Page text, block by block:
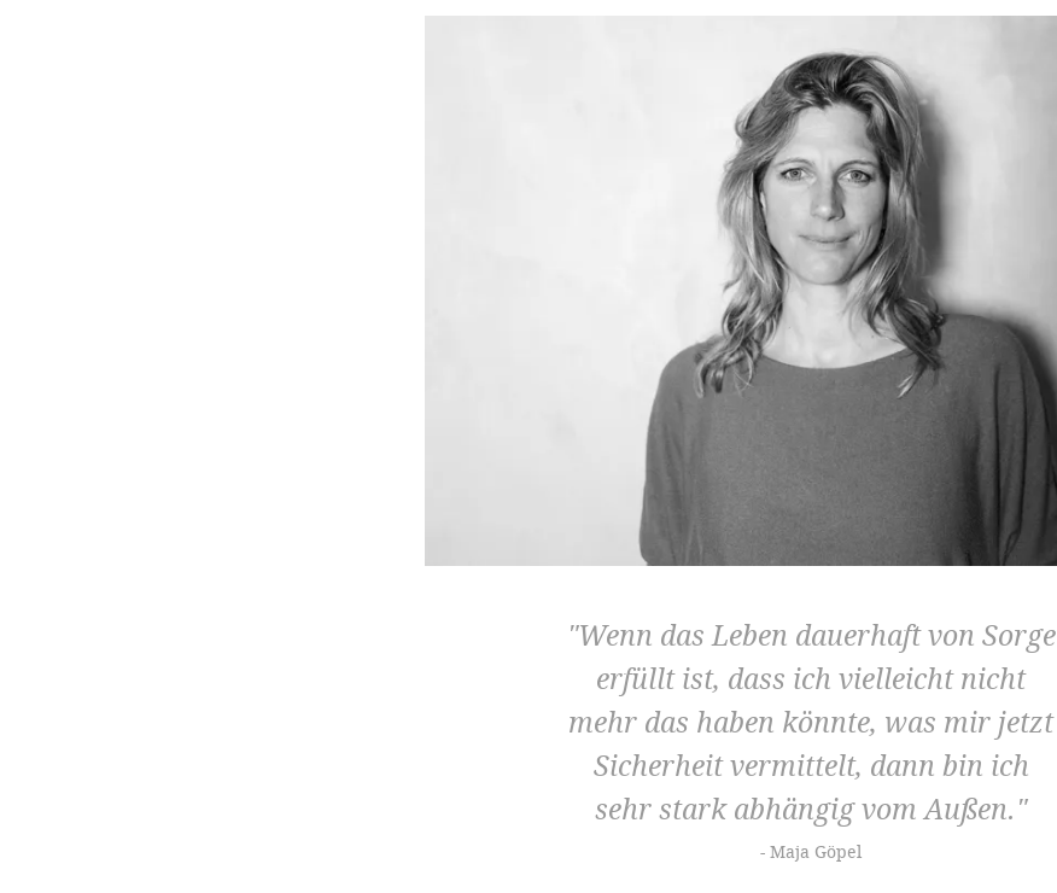
Wenn das Leben dauerhaft von Sorge
erfüllt ist, dass ich vielleicht nicht
mehr das haben könnte, was mir jetzt
Sicherheit vermittelt, dann bin ich
sehr stark abhängig vom Außen.
Maja Göpel